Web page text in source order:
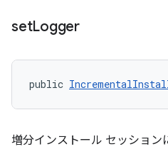
setLogger
public
増分インストール セッション